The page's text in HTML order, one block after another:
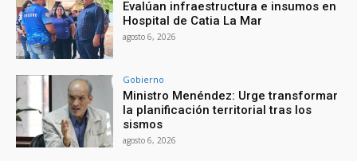
Evalúan infraestructura e insumos en
Hospital de Catia La Mar
agosto 6, 2026
Gobierno
Ministro Menéndez: Urge transformar
la planificación territorial tras los
sismos
agosto 6, 2026